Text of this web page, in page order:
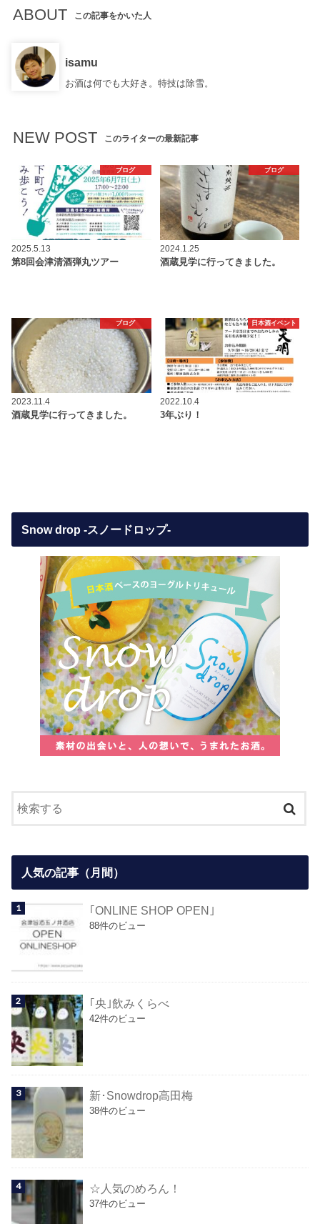
ABOUT この記事をかいた人
isamu
お酒は何でも大好き。特技は除雪。
NEW POST このライターの最新記事
ブログ
2025.5.13
第8回会津清酒弾丸ツアー
ブログ
2024.1.25
酒蔵見学に行ってきました。
ブログ
2023.11.4
酒蔵見学に行ってきました。
日本酒イベント
2022.10.4
3年ぶり！
Snow drop -スノードロップ-
人気の記事（月間）
｢ONLINE SHOP OPEN｣
88件のビュー
｢央｣飲みくらべ
42件のビュー
新･Snowdrop高田梅
38件のビュー
☆人気のめろん！
37件のビュー